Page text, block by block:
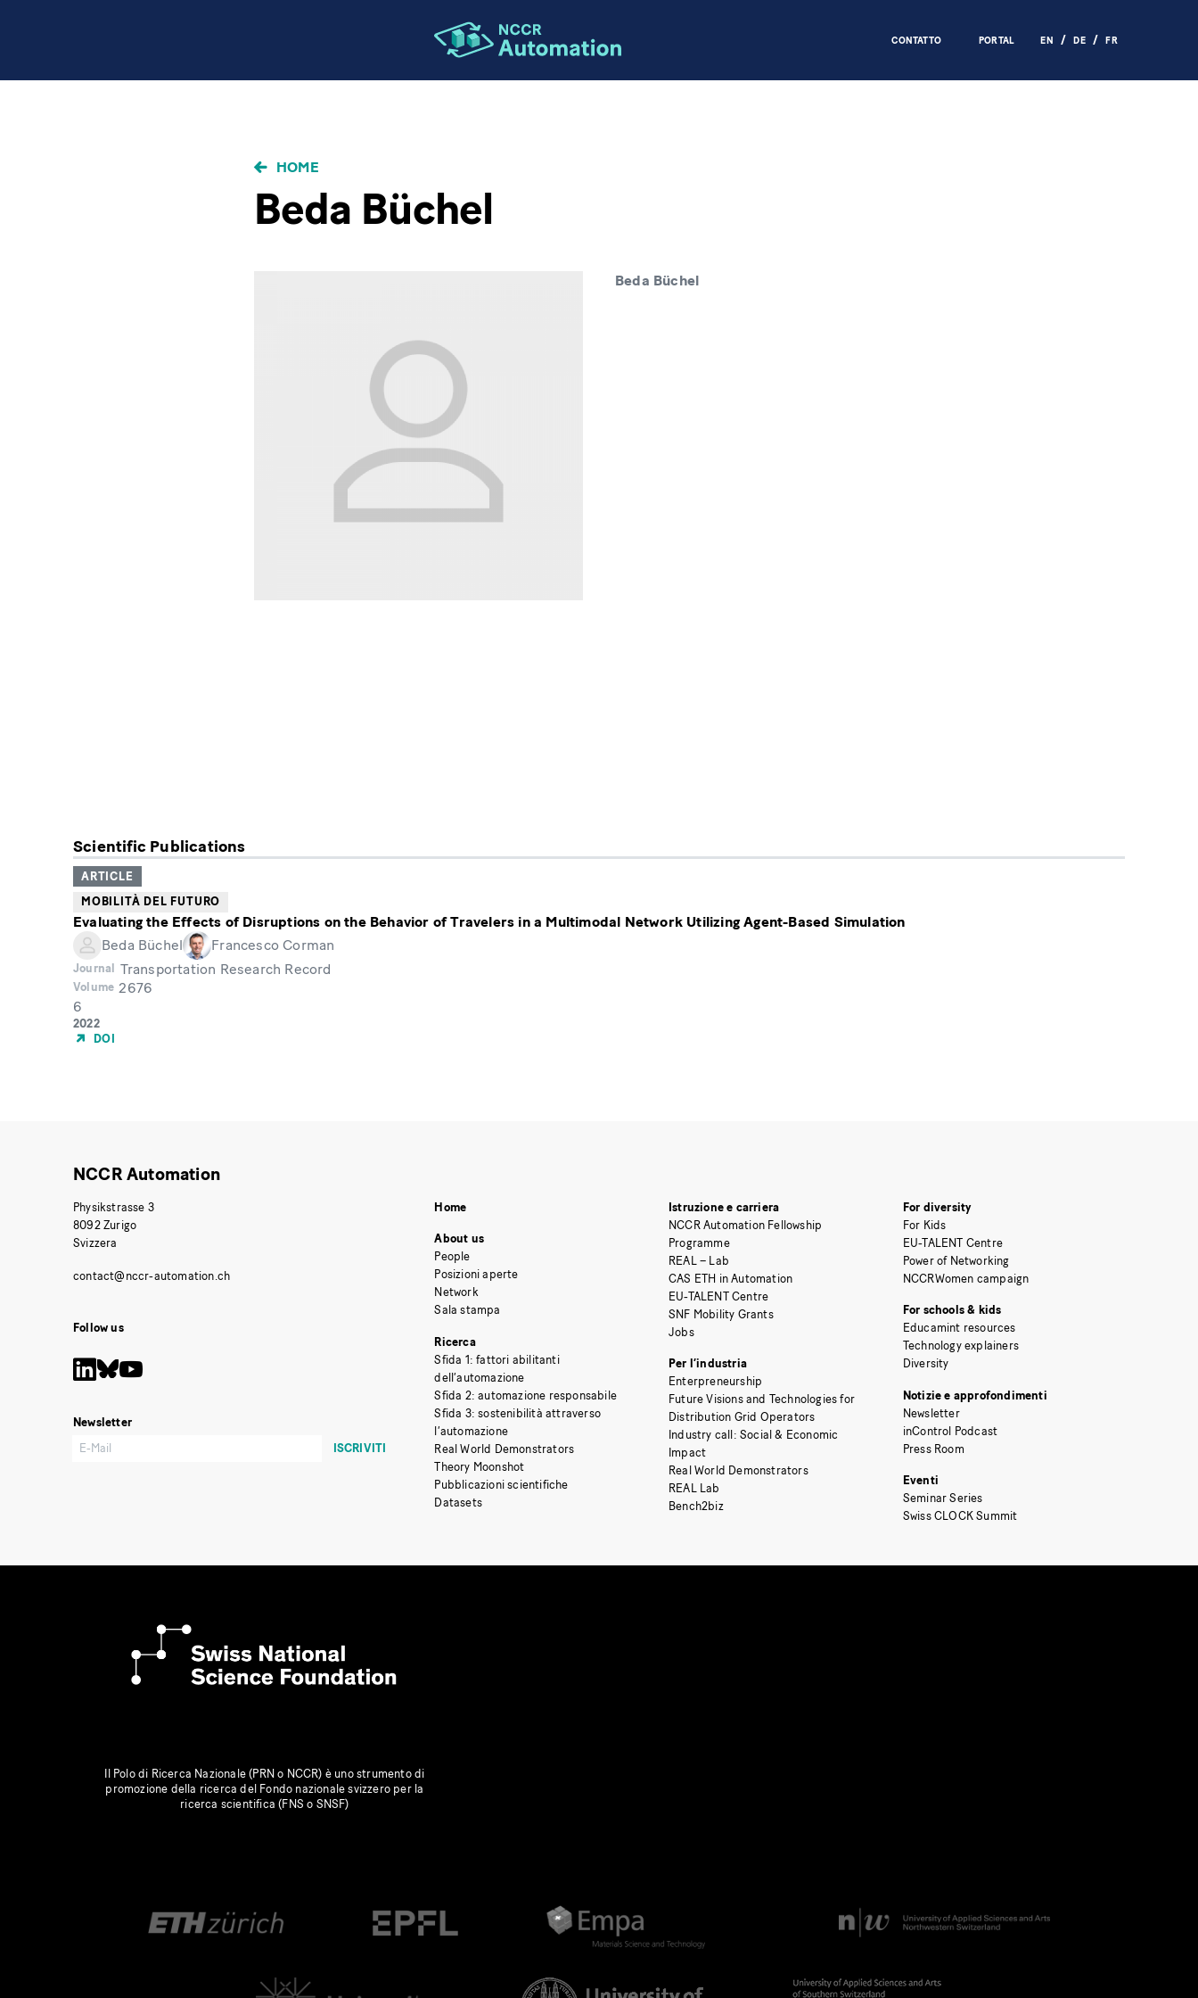
CONTATTO PORTAL EN DE FR
BRICIOLE
DI
PANE
HOME
Beda Büchel
Beda Büchel
Scientific Publications
ARTICLE
MOBILITÀ DEL FUTURO
Evaluating the Effects of Disruptions on the Behavior of Travelers in a Multimodal Network Utilizing Agent-Based Simulation
Beda Büchel
Francesco Corman
Journal Transportation Research Record
Volume 2676
Month
6
Year
of
2022
DOI
NCCR Automation
Physikstrasse 3
8092 Zurigo
Svizzera
Follow us
Newsletter
Home
About us
People
Posizioni aperte
Network
Sala stampa
Ricerca
Sfida 1: fattori abilitanti
dell’automazione
Sfida 2: automazione responsabile
Sfida 3: sostenibilità attraverso
l’automazione
Real World Demonstrators
Theory Moonshot
Pubblicazioni scientifiche
Datasets
Istruzione e carriera
NCCR Automation Fellowship
Programme
REAL – Lab
CAS ETH in Automation
EU-TALENT Centre
SNF Mobility Grants
Jobs
Per l’industria
Enterpreneurship
Future Visions and Technologies for
Distribution Grid Operators
Industry call: Social & Economic
Impact
Real World Demonstrators
REAL Lab
Bench2biz
For diversity
For Kids
EU-TALENT Centre
Power of Networking
NCCRWomen campaign
For schools & kids
Educamint resources
Technology explainers
Diversity
Notizie e approfondimenti
Newsletter
inControl Podcast
Press Room
Eventi
Seminar Series
Swiss CLOCK Summit
Il Polo di Ricerca Nazionale (PRN o NCCR) è uno strumento di
promozione della ricerca del Fondo nazionale svizzero per la
ricerca scientifica (FNS o SNSF)